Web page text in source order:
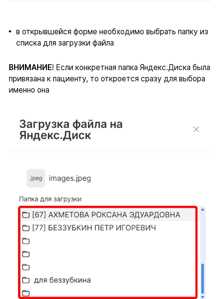
в открывшейся форме необходимо выбрать папку из
списка для загрузки файла
ВНИМАНИЕ! Если конкретная папка Яндекс.Диска была
привязана к пациенту, то откроется сразу для выбора
именно она